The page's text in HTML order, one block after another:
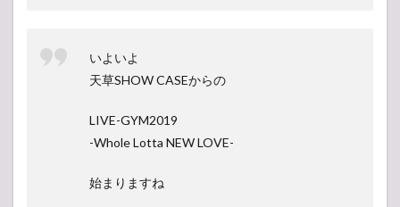
いよいよ
天草SHOW CASEからの
LIVE-GYM2019
-Whole Lotta NEW LOVE-
始まりますね